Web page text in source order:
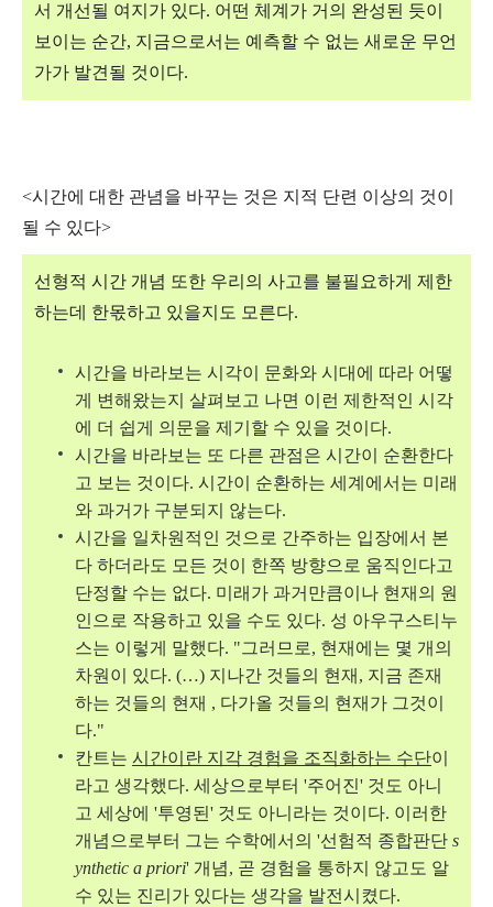
서 개선될 여지가 있다. 어떤 체계가 거의 완성된 듯이
보이는 순간, 지금으로서는 예측할 수 없는 새로운 무언
가가 발견될 것이다.
<시간에 대한 관념을 바꾸는 것은 지적 단련 이상의 것이
될 수 있다>
선형적 시간 개념 또한 우리의 사고를 불필요하게 제한
하는데 한몫하고 있을지도 모른다.
시간을 바라보는 시각이 문화와 시대에 따라 어떻
게 변해왔는지 살펴보고 나면 이런 제한적인 시각
에 더 쉽게 의문을 제기할 수 있을 것이다.
시간을 바라보는 또 다른 관점은 시간이 순환한다
고 보는 것이다. 시간이 순환하는 세계에서는 미래
와 과거가 구분되지 않는다.
시간을 일차원적인 것으로 간주하는 입장에서 본
다 하더라도 모든 것이 한쪽 방향으로 움직인다고
단정할 수는 없다. 미래가 과거만큼이나 현재의 원
인으로 작용하고 있을 수도 있다. 성 아우구스티누
스는 이렇게 말했다. "그러므로, 현재에는 몇 개의
차원이 있다. (…) 지나간 것들의 현재, 지금 존재
하는 것들의 현재 , 다가올 것들의 현재가 그것이
다."
칸트는 시간이란 지각 경험을 조직화하는 수단이
라고 생각했다. 세상으로부터 '주어진' 것도 아니
고 세상에 '투영된' 것도 아니라는 것이다. 이러한
개념으로부터 그는 수학에서의 '선험적 종합판단 s
ynthetic a priori' 개념, 곧 경험을 통하지 않고 도 알
수 있는 진리가 있다는 생각을 발전시켰다.